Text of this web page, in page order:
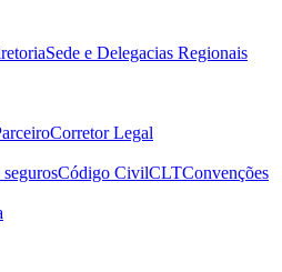
Sede e Delegacias Regionais
Corretor Legal
Código CivilCLTConvenções